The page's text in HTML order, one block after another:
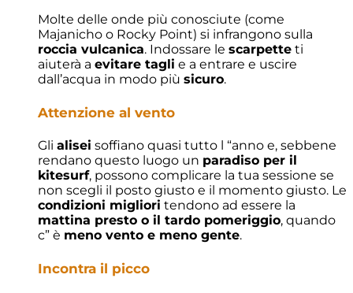
Molte delle onde più conosciute (come
Majanicho o Rocky Point) si infrangono sulla
roccia vulcanica. Indossare le scarpette ti
aiuterà a evitare tagli e a entrare e uscire
dall’acqua in modo più sicuro.
Attenzione al vento
Gli alisei soffiano quasi tutto l “anno e, sebbene
rendano questo luogo un paradiso per il
kitesurf, possono complicare la tua sessione se
non scegli il posto giusto e il momento giusto. Le
condizioni migliori tendono ad essere la
mattina presto o il tardo pomeriggio, quando
c” è meno vento e meno gente.
Incontra il picco